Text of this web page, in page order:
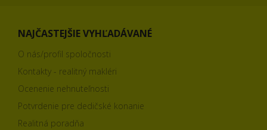
NAJČASTEJŠIE VYHĽADÁVANÉ
O nás/profil spoločnosti
Kontakty - realitný makléri
Ocenenie nehnuteľnosti
Potvrdenie pre dedičské konanie
Realitná poradňa